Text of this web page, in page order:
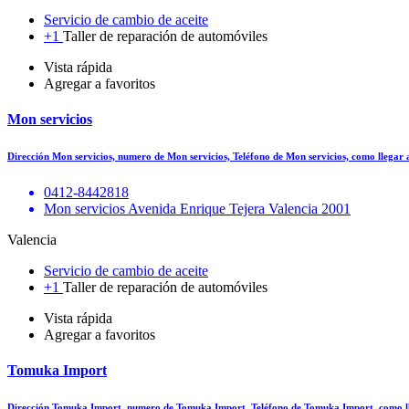
Servicio de cambio de aceite
+1 Taller de reparación de automóviles
Vista rápida
Agregar a favoritos
Mon servicios
Dirección Mon servicios, numero de Mon servicios, Teléfono de Mon servicios, como
0412-8442818
Mon servicios Avenida Enrique Tejera Valencia 2001
Valencia
Servicio de cambio de aceite
+1 Taller de reparación de automóviles
Vista rápida
Agregar a favoritos
Tomuka Import